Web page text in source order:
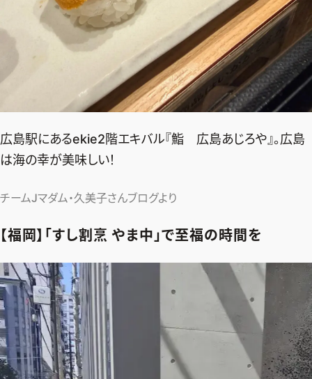
広島駅にあるekie2階エキバル『鮨 広島あじろや』。広島
は海の幸が美味しい！
チームJマダム・久美子さんブログより
【福岡】「すし割烹 やま中」で至福の時間を